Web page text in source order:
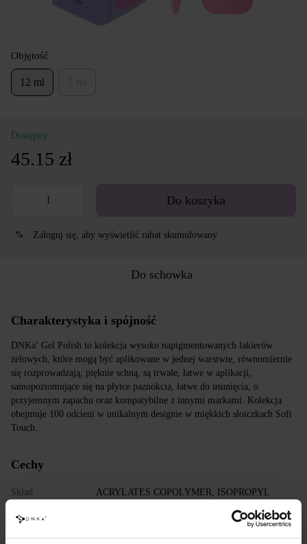
Objętość
12 ml
Dostępny
45.15 zł
Do koszyka
% Zaloguj się , aby wyświetlić rabat skumulowany
Do schowka
Charakterystyka i spójność
DNKa’ Gel Polish to kolekcja wysoko napigmentowanych lakierów
żelowych, które mogą być aplikowane w jednej warstwie, równomiernie
się rozprowadzają, pięknie schną, są trwałe, łatwe w aplikacji,
samopoziomujące się na płytce paznokcia, łatwe do usunięcia, o
przyjemnym zapachu oraz kompatybilne z innymi markami. Kolekcja
obejmuje 100 odcieni w unikalnym designie w miękkich słoiczkach Soft
Touch.
Cechy
Skład
ACRYLATES COPOLYMER, ISOPROPYL
TRIISOSTEARATE, DIMETHICONE,
HYDROXYPROPYL METHACRYLATE, BIS-
TRIMETHYLBENZOYL PHENYLPHOSPHINE